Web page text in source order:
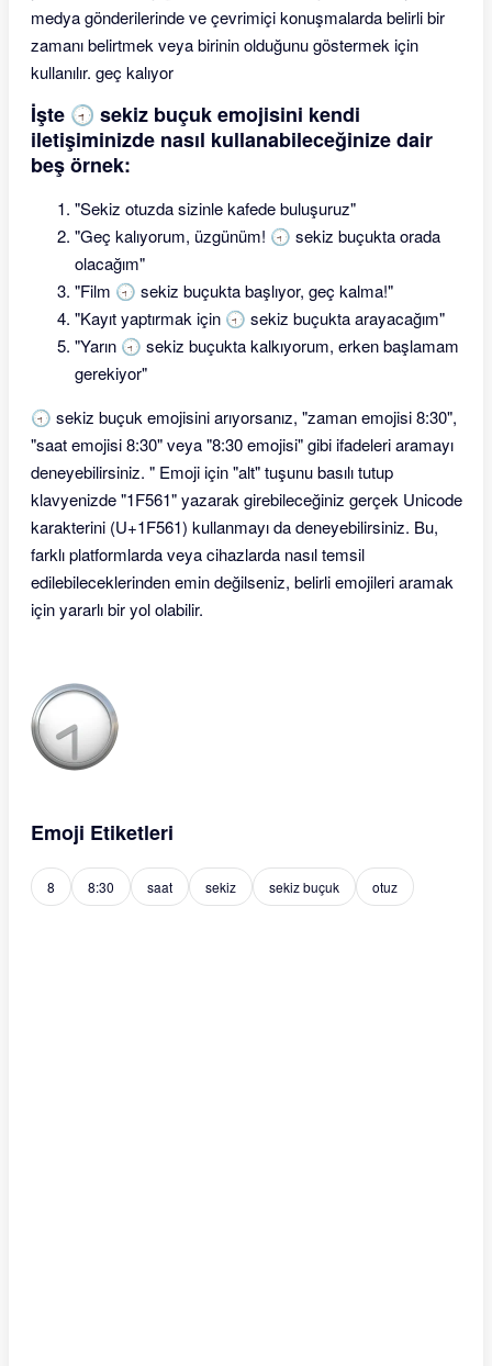
medya gönderilerinde ve çevrimiçi konuşmalarda belirli bir
zamanı belirtmek veya birinin olduğunu göstermek için
kullanılır. geç kalıyor
İşte 🕣 sekiz buçuk emojisini kendi
iletişiminizde nasıl kullanabileceğinize dair
beş örnek:
"Sekiz otuzda sizinle kafede buluşuruz"
"Geç kalıyorum, üzgünüm! 🕣 sekiz buçukta orada
olacağım"
"Film 🕣 sekiz buçukta başlıyor, geç kalma!"
"Kayıt yaptırmak için 🕣 sekiz buçukta arayacağım"
"Yarın 🕣 sekiz buçukta kalkıyorum, erken başlamam
gerekiyor"
🕣 sekiz buçuk emojisini arıyorsanız, "zaman emojisi 8:30",
"saat emojisi 8:30" veya "8:30 emojisi" gibi ifadeleri aramayı
deneyebilirsiniz. " Emoji için "alt" tuşunu basılı tutup
klavyenizde "1F561" yazarak girebileceğiniz gerçek Unicode
karakterini (U+1F561) kullanmayı da deneyebilirsiniz. Bu,
farklı platformlarda veya cihazlarda nasıl temsil
edilebileceklerinden emin değilseniz, belirli emojileri aramak
için yararlı bir yol olabilir.
Emoji Etiketleri
8 8:30 saat sekiz sekiz buçuk otuz